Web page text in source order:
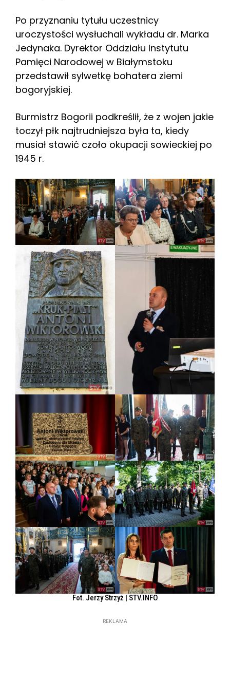
Po przyznaniu tytułu uczestnicy
uroczystości wysłuchali wykładu dr. Marka
Jedynaka. Dyrektor Oddziału Instytutu
Pamięci Narodowej w Białymstoku
przedstawił sylwetkę bohatera ziemi
bogoryjskiej.
Burmistrz Bogorii podkreślił, że z wojen jakie
toczył płk najtrudniejsza była ta, kiedy
musiał stawić czoło okupacji sowieckiej po
1945 r.
Fot. Jerzy Strzyż | STV.INFO
REKLAMA